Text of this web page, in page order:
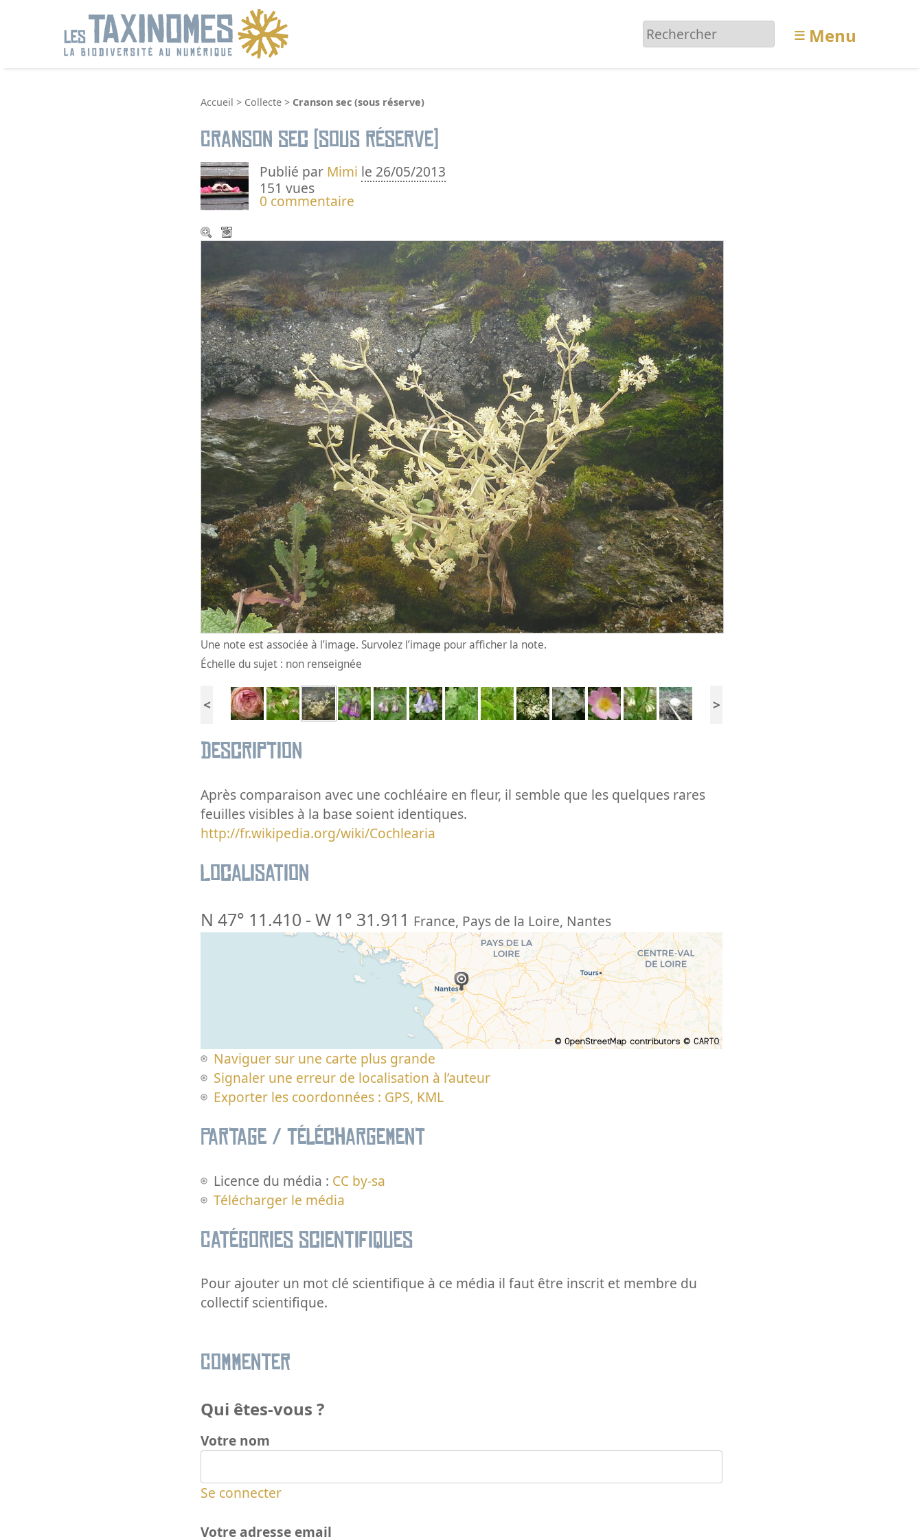
≡ Menu
Accueil > Collecte > Cranson sec (sous réserve)
Cranson sec (sous réserve)
Publié par Mimi le 26/05/2013
151 vues
0 commentaire
Une note est associée à l’image. Survolez l’image pour afficher la note.
Échelle du sujet : non renseignée
< >
Description
Après comparaison avec une cochléaire en fleur, il semble que les quelques rares
feuilles visibles à la base soient identiques.
http://fr.wikipedia.org/wiki/Cochlearia
Localisation
N 47° 11.410 - W 1° 31.911 France, Pays de la Loire, Nantes
Naviguer sur une carte plus grande
Signaler une erreur de localisation à l’auteur
Exporter les coordonnées : GPS, KML
Partage / Téléchargement
Licence du média : CC by-sa
Télécharger le média
Catégories scientifiques
Pour ajouter un mot clé scientifique à ce média il faut être inscrit et membre du
collectif scientifique.
Commenter
Qui êtes-vous ?
Votre nom
Se connecter
Votre adresse email